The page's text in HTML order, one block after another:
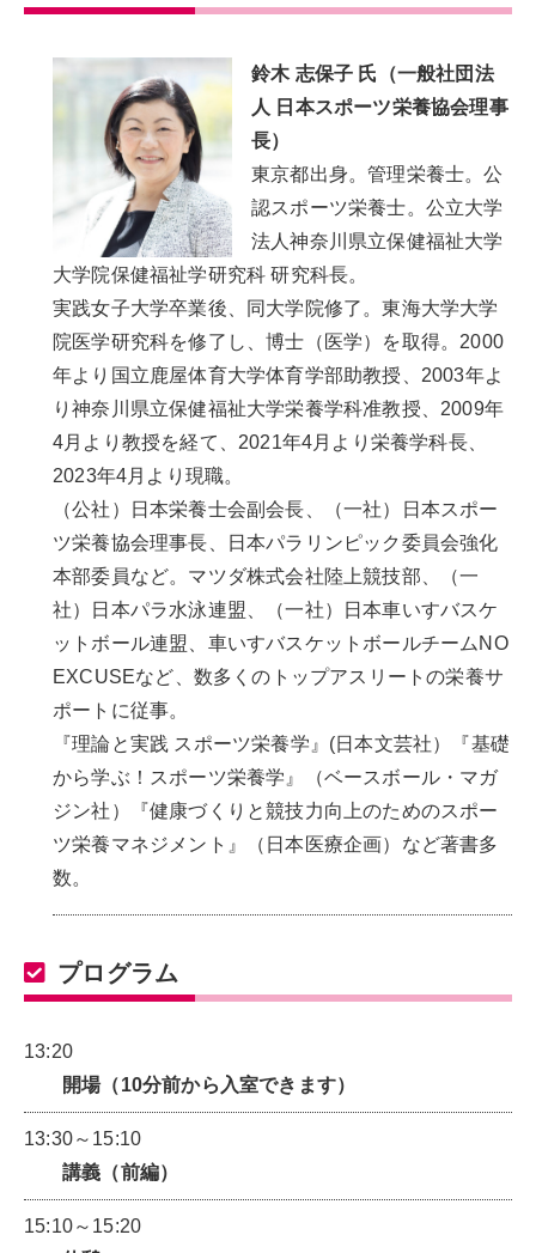
鈴木 志保子 氏（一般社団法
人 日本スポーツ栄養協会理事
長）
東京都出身。管理栄養士。公
認スポーツ栄養士。公立大学
法人神奈川県立保健福祉大学
大学院保健福祉学研究科 研究科長。
実践女子大学卒業後、同大学院修了。東海大学大学
院医学研究科を修了し、博士（医学）を取得。2000
年より国立鹿屋体育大学体育学部助教授、2003年よ
り神奈川県立保健福祉大学栄養学科准教授、2009年
4月より教授を経て、2021年4月より栄養学科長、
2023年4月より現職。
（公社）日本栄養士会副会長、（一社）日本スポー
ツ栄養協会理事長、日本パラリンピック委員会強化
本部委員など。マツダ株式会社陸上競技部、（一
社）日本パラ水泳連盟、（一社）日本車いすバスケ
ットボール連盟、車いすバスケットボールチームNO
EXCUSEなど、数多くのトップアスリートの栄養サ
ポートに従事。
『理論と実践 スポーツ栄養学』(日本文芸社）『基礎
から学ぶ！スポーツ栄養学』（ベースボール・マガ
ジン社）『健康づくりと競技力向上のためのスポー
ツ栄養マネジメント』（日本医療企画）など著書多
数。
プログラム
13:20
開場（10分前から入室できます）
13:30～15:10
講義（前編）
15:10～15:20